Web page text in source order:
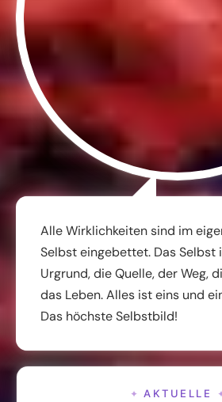
Alle Wirklichkeiten sind im
Selbst eingebettet. Das
Urgrund, die Quelle, der Weg,
das Leben. Alles ist eins und
Das höchste Selbstbild!
✦ AKTUELLE